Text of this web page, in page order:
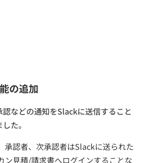
の追加
認などの通知をSlackに送信すること
た。
承認者、次承認者はSlackに送られた
ン見積/請求書へログインすることな